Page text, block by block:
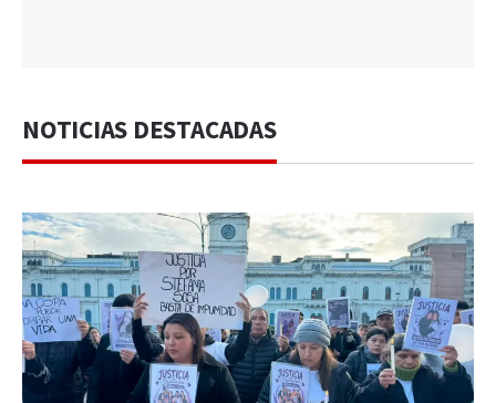
NOTICIAS DESTACADAS